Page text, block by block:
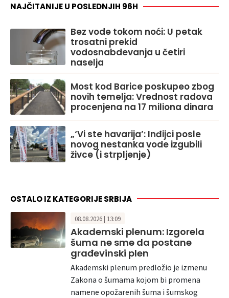
NAJČITANIJE U POSLEDNJIH 96H
Bez vode tokom noći: U petak
trosatni prekid
vodosnabdevanja u četiri
naselja
Most kod Barice poskupeo zbog
novih temelja: Vrednost radova
procenjena na 17 miliona dinara
„‘Vi ste havarija’: Inđijci posle
novog nestanka vode izgubili
živce (i strpljenje)
OSTALO IZ KATEGORIJE SRBIJA
08.08.2026 | 13:09
Akademski plenum: Izgorela
šuma ne sme da postane
građevinski plen
Akademski plenum predložio je izmenu
Zakona o šumama kojom bi promena
namene opožarenih šuma i šumskog